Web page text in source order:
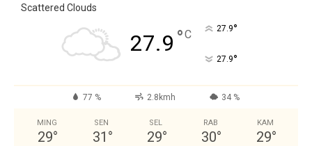
Scattered Clouds
27.9 °C 27.9°
27.9°
77 % 2.8kmh 34 %
MING
29°
SEN
31 °
SEL
29°
RAB
30°
KAM
29°